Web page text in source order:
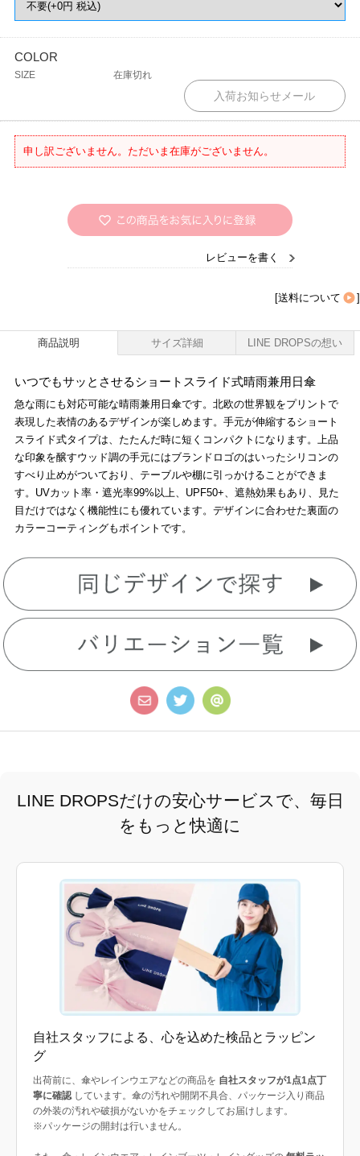
COLOR
SIZE 在庫切れ
申し訳ございません。ただいま在庫がございません。
レビューを書く
[送料について ]
商品説明 サイズ詳細 LINE DROPSの想い
いつでもサッとさせるショートスライド式晴雨兼用日傘
急な雨にも対応可能な晴雨兼用日傘です。北欧の世界観をプリントで
表現した表情のあるデザインが楽しめます。手元が伸縮するショート
スライド式タイプは、たたんだ時に短くコンパクトになります。上品
な印象を醸すウッド調の手元にはブランドロゴのはいったシリコンの
すべり止めがついており、テーブルや棚に引っかけることができま
す。UVカット率・遮光率99%以上、UPF50+、遮熱効果もあり、見た
目だけではなく機能性にも優れています。デザインに合わせた裏面の
カラーコーティングもポイントです。
LINE DROPSだけの安心サービスで、毎日
をもっと快適に
自社スタッフによる、心を込めた検品とラッピン
グ
出荷前に、傘やレインウエアなどの商品を 自社スタッフが1点1点丁
寧に確認 しています。傘の汚れや開閉不具合、パッケージ入り商品
の外装の汚れや破損がないかをチェックしてお届けします。
※パッケージの開封は行いません。